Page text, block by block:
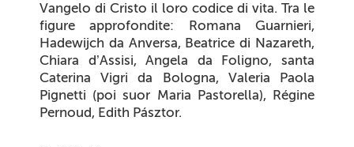
Vangelo di Cristo il loro codice di vita. Tra le
figure approfondite: Romana Guarnieri,
Hadewijch da Anversa, Beatrice di Nazareth,
Chiara d’Assisi, Angela da Foligno, santa
Caterina Vigri da Bologna, Valeria Paola
Pignetti (poi suor Maria Pastorella), Régine
Pernoud, Edith Pásztor.